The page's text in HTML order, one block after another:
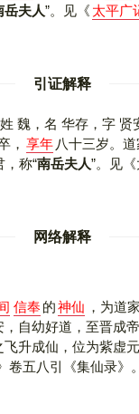
岳夫人”。见 《 太平广
引证解释
魏，名 华存，字 贤
， 享年 八十三岁。道
，称“南岳夫人”。见
网络解释
信奉 的神仙 ，为道
自幼好道，至晋成
飞升成仙，位为紫虚
卷五八引《集仙录》。